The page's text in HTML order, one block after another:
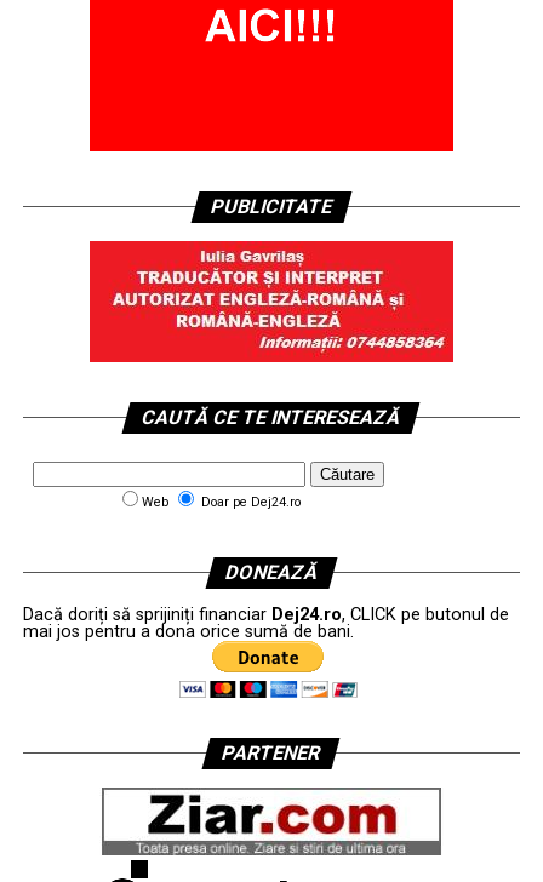
PUBLICITATE
CAUTĂ CE TE INTERESEAZĂ
Web Doar pe Dej24.ro
DONEAZĂ
Dacă doriți să sprijiniți financiar Dej24.ro, CLICK pe butonul de
mai jos pentru a dona orice sumă de bani.
PARTENER